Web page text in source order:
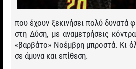
που έχουν ξεκινήσει πολύ δυνατά
στη Δύση, με αναμετρήσεις
«βαρβάτο» Νοέμβρη μπροστά. Κι
σε άμυνα και επίθεση.